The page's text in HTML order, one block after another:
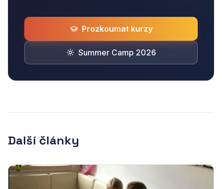
Prozkoumat kurzy
Summer Camp 2026
Další články